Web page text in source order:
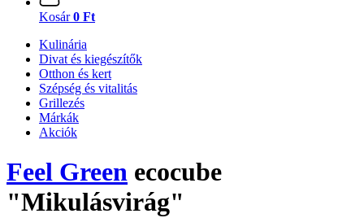
Kosár 0 Ft
Kulinária
Divat és kiegészítők
Otthon és kert
Szépség és vitalitás
Grillezés
Márkák
Akciók
Feel Green ecocube
"Mikulásvirág"